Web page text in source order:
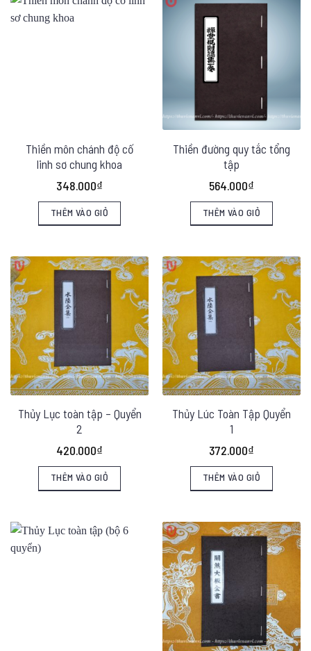
Thiền môn chánh độ cố
linh sơ chung khoa
348.000₫
THÊM VÀO GIỎ
Thiền đường quy tắc tổng
tập
564.000₫
THÊM VÀO GIỎ
Thủy Lục toàn tập – Quyển
2
420.000₫
THÊM VÀO GIỎ
Thủy Lúc Toàn Tập Quyển
1
372.000₫
THÊM VÀO GIỎ